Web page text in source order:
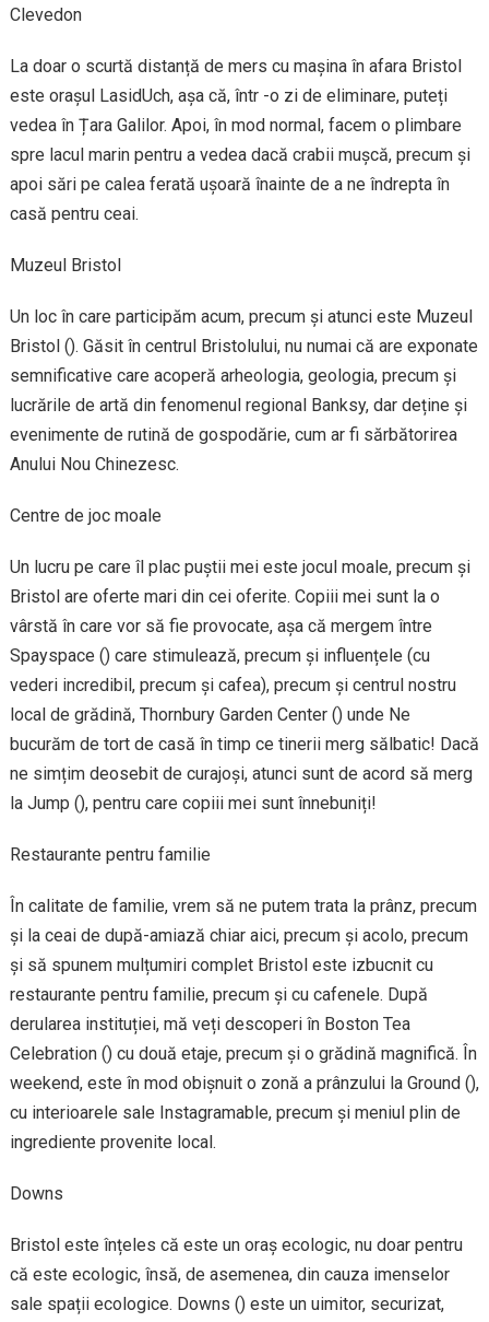
Clevedon
La doar o scurtă distanță de mers cu mașina în afara Bristol
este orașul LasidUch, așa că, într -o zi de eliminare, puteți
vedea în Țara Galilor. Apoi, în mod normal, facem o plimbare
spre lacul marin pentru a vedea dacă crabii mușcă, precum și
apoi sări pe calea ferată ușoară înainte de a ne îndrepta în
casă pentru ceai.
Muzeul Bristol
Un loc în care participăm acum, precum și atunci este Muzeul
Bristol (). Găsit în centrul Bristolului, nu numai că are exponate
semnificative care acoperă arheologia, geologia, precum și
lucrările de artă din fenomenul regional Banksy, dar deține și
evenimente de rutină de gospodărie, cum ar fi sărbătorirea
Anului Nou Chinezesc.
Centre de joc moale
Un lucru pe care îl plac puștii mei este jocul moale, precum și
Bristol are oferte mari din cei oferite. Copiii mei sunt la o
vârstă în care vor să fie provocate, așa că mergem între
Spayspace () care stimulează, precum și influențele (cu
vederi incredibil, precum și cafea), precum și centrul nostru
local de grădină, Thornbury Garden Center () unde Ne
bucurăm de tort de casă în timp ce tinerii merg sălbatic! Dacă
ne simțim deosebit de curajoși, atunci sunt de acord să merg
la Jump (), pentru care copiii mei sunt înnebuniți!
Restaurante pentru familie
În calitate de familie, vrem să ne putem trata la prânz, precum
și la ceai de după-amiază chiar aici, precum și acolo, precum
și să spunem mulțumiri complet Bristol este izbucnit cu
restaurante pentru familie, precum și cu cafenele. După
derularea instituției, mă veți descoperi în Boston Tea
Celebration () cu două etaje, precum și o grădină magnifică. În
weekend, este în mod obișnuit o zonă a prânzului la Ground (),
cu interioarele sale Instagramable, precum și meniul plin de
ingrediente provenite local.
Downs
Bristol este înțeles că este un oraș ecologic, nu doar pentru
că este ecologic, însă, de asemenea, din cauza imenselor
sale spații ecologice. Downs () este un uimitor, securizat,